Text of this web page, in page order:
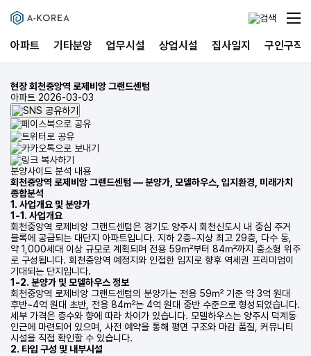
아파트 기타분양 업무시설 상업시설 집사일지 구인구직
현장회천중앙역 로제비앙 그랜드센텀
아파트 2026-03-03
분양사이드 분석 내용
회천중앙역 로제비앙 그랜드센텀 — 분양가, 모델하우스, 입지환경, 미래가치
종합분석
1. 사업개요 및 분양가
1-1. 사업개요
회천중앙역 로제비앙 그랜드센텀은 경기도 양주시 회천신도시 내 중심 주거
블록에 공급되는 대단지 아파트입니다. 지하 2층~지상 최고 29층, 다수 동,
약 1,000세대 이상 규모로 계획되며 전용 59㎡부터 84㎡까지 중소형 위주
로 구성됩니다. 회천중앙역 예정지와 인접한 입지로 향후 역세권 프리미엄이
기대되는 단지입니다.
1-2. 분양가 및 모델하우스 정보
회천중앙역 로제비앙 그랜드센텀의 분양가는 전용 59㎡ 기준 약 3억 원대
후반~4억 원대 초반, 전용 84㎡는 4억 원대 중반 수준으로 형성되었습니다.
세부 가격은 층수와 향에 따라 차이가 있습니다. 모델하우스는 양주시 덕계동
인근에 마련되어 있으며, 사전 예약을 통해 평면 구조와 마감 품질, 커뮤니티
시설을 직접 확인할 수 있습니다.
2. 타입 구성 및 내부시설